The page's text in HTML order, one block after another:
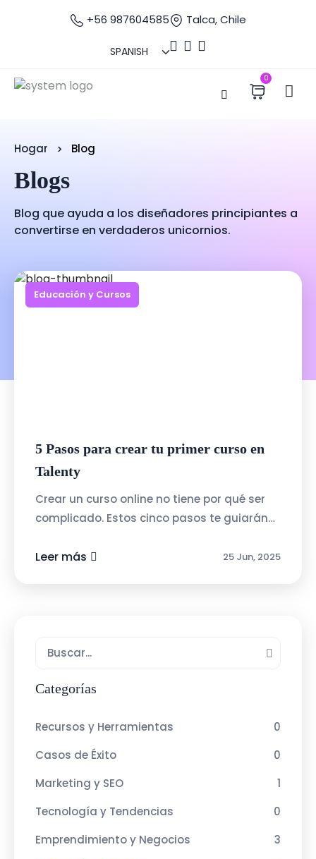
+56 987604585 Talca, Chile
0
Hogar Blog
Blogs
Blog que ayuda a los diseñadores principiantes a
convertirse en verdaderos unicornios.
Educación y Cursos
5 Pasos para crear tu primer curso en
Talenty
Crear un curso online no tiene por qué ser
complicado. Estos cinco pasos te guiarán
confianza:1.- Define el tema y a quién está ...
Leer más 25 Jun, 2025
Categorías
Recursos y Herramientas
0
Casos de Éxito
0
Marketing y SEO
1
Tecnología y Tendencias
0
Emprendimiento y Negocios
3